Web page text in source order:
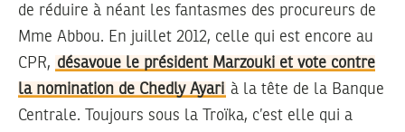
de réduire à néant les fantasmes des procureurs de
Mme Abbou. En juillet 2012, celle qui est encore au
CPR, désavoue le président Marzouki et vote contre
la nomination de Chedly Ayari à la tête de la Banque
Centrale. Toujours sous la Troïka, c’est elle qui a